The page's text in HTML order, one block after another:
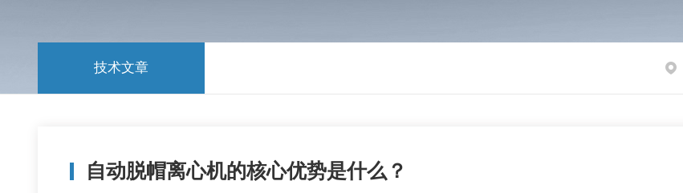
技术文章
自动脱帽离心机的核心优势是什么？